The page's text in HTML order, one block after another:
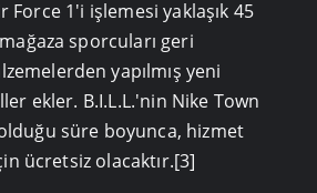
Force 1'i işlemesi yaklaşık 45
sporcuları geri
yapılmış yeni
ekler. B.I.L.L.'nin Nike Town
süre boyunca, hizmet
ücretsiz olacaktır.[3]